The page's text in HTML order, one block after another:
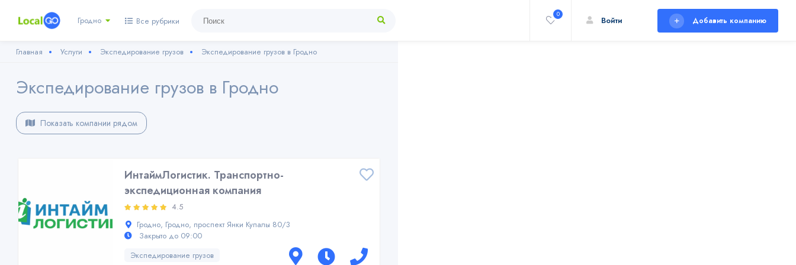
Добавить компанию
Войти
0
Гродно Все рубрики
Главная Услуги Экспедирование грузов Экспедирование грузов в Гродно
Экспедирование грузов в Гродно
Показать компании рядом
ИнтаймЛогистик. Транспортно-
экспедиционная компания
4.5
Гродно, Гродно, проспект Янки Купалы 80/3
Закрыто до 09:00
Экспедирование грузов